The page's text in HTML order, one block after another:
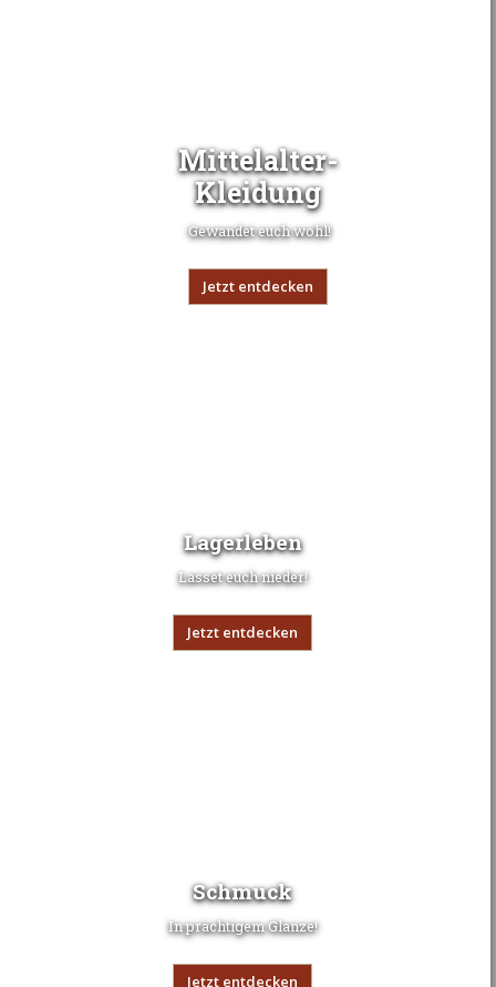
Mittelalter-
Kleidung
Gewandet euch wohl!
Jetzt entdecken
Lagerleben
Lasset euch nieder!
Jetzt entdecken
Schmuck
In prächtigem Glanze!
Jetzt entdecken